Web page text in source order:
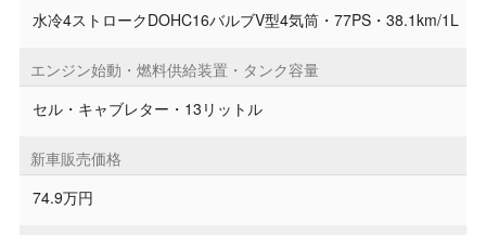
水冷4ストロークDOHC16バルブV型4気筒・77PS・38.1km/1L
エンジン始動・燃料供給装置・タンク容量
セル・キャブレター・13リットル
新車販売価格
74.9万円